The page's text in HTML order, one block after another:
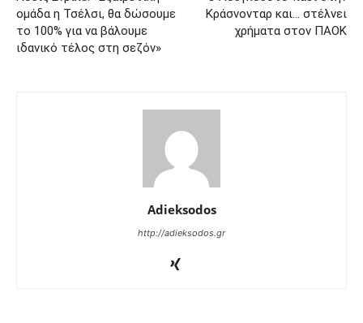
ομάδα η Τσέλσι, θα δώσουμε
το 100% για να βάλουμε
ιδανικό τέλος στη σεζόν»
Κράσνονταρ και… στέλνει
χρήματα στον ΠΑΟΚ
Adieksodos
http://adieksodos.gr